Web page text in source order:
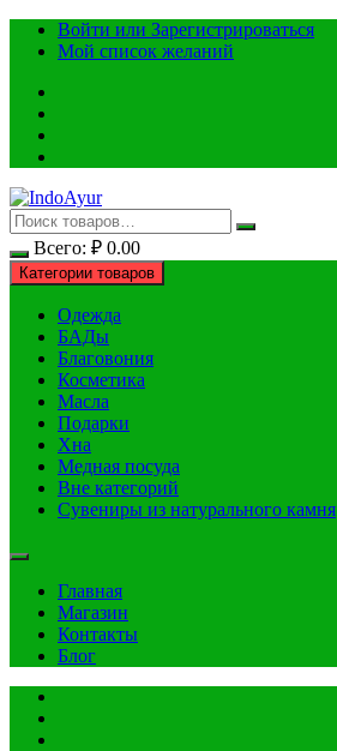
ПерейтиВойти или Зарегистрироваться
Мой список желаний
Всего: ₽ 0.00
Категории товаров
Одежда
БАДы
Благовония
Косметика
Масла
Подарки
Хна
Медная посуда
Вне категорий
Сувениры из натурального камня
Главная
Магазин
Контакты
Блог